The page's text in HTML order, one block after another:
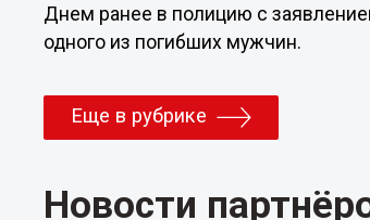
Днем ранее в полицию с
одного из погибших мужчин.
Еще в рубрике
Новости